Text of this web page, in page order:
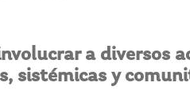
a diversos
sistémicas y